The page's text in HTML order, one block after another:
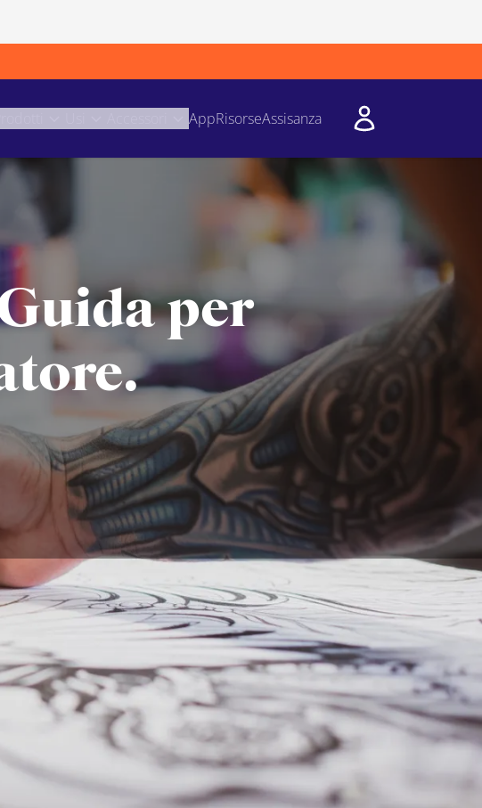
AppRisorseAssisanza
per
di tatuatore è in rapida
seguire un percorso
al più tradizionale, con un
nel tatuaggio, e